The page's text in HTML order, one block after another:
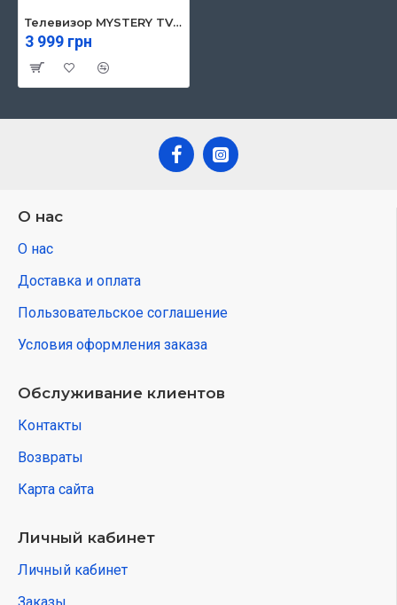
Телевизор MYSTERY TV MTV-2450HT2
3 999 грн
О нас
О нас
Доставка и оплата
Пользовательское соглашение
Условия оформления заказа
Обслуживание клиентов
Контакты
Возвраты
Карта сайта
Личный кабинет
Личный кабинет